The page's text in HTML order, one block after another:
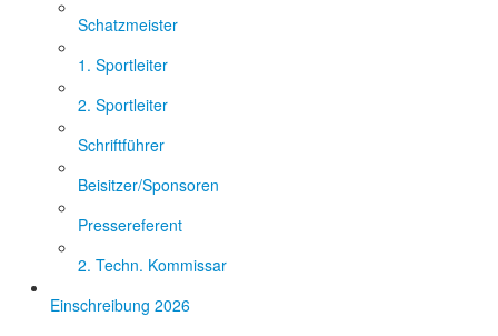
Schatzmeister
1. Sportleiter
2. Sportleiter
Schriftführer
Beisitzer/Sponsoren
Pressereferent
2. Techn. Kommissar
Einschreibung 2026